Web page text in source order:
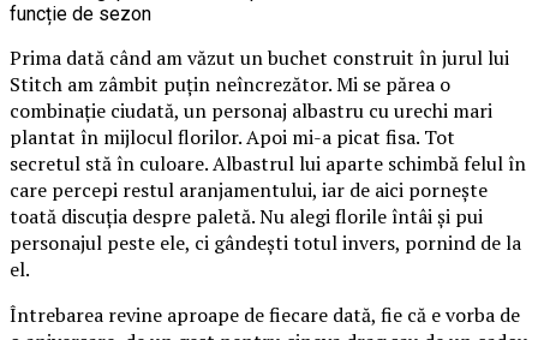
Prima dată când am văzut un buchet construit în jurul lui
Stitch am zâmbit puțin neîncrezător. Mi se părea o
combinație ciudată, un personaj albastru cu urechi mari
plantat în mijlocul florilor. Apoi mi-a picat fisa. Tot
secretul stă în culoare. Albastrul lui aparte schimbă felul în
care percepi restul aranjamentului, iar de aici pornește
toată discuția despre paletă. Nu alegi florile întâi și pui
personajul peste ele, ci gândești totul invers, pornind de la
el.
Întrebarea revine aproape de fiecare dată, fie că e vorba de